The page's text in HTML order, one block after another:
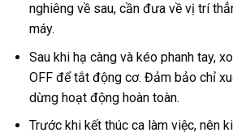
nghiêng về sau, cần đưa về vị trí
máy.
Sau khi hạ càng và kéo phanh tay,
OFF để tắt động cơ. Đảm bảo chỉ
dừng hoạt động hoàn toàn.
Trước khi kết thúc ca làm việc, nên